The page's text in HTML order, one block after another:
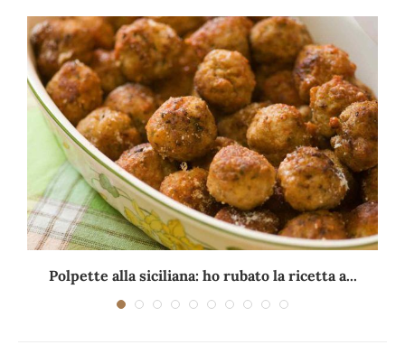
Polpette alla siciliana: ho rubato la ricetta a...